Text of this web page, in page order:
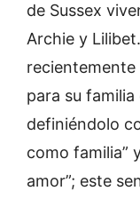
de Sussex
Archie y
recientemente
para su
definiéndolo
como familia”
amor”; este